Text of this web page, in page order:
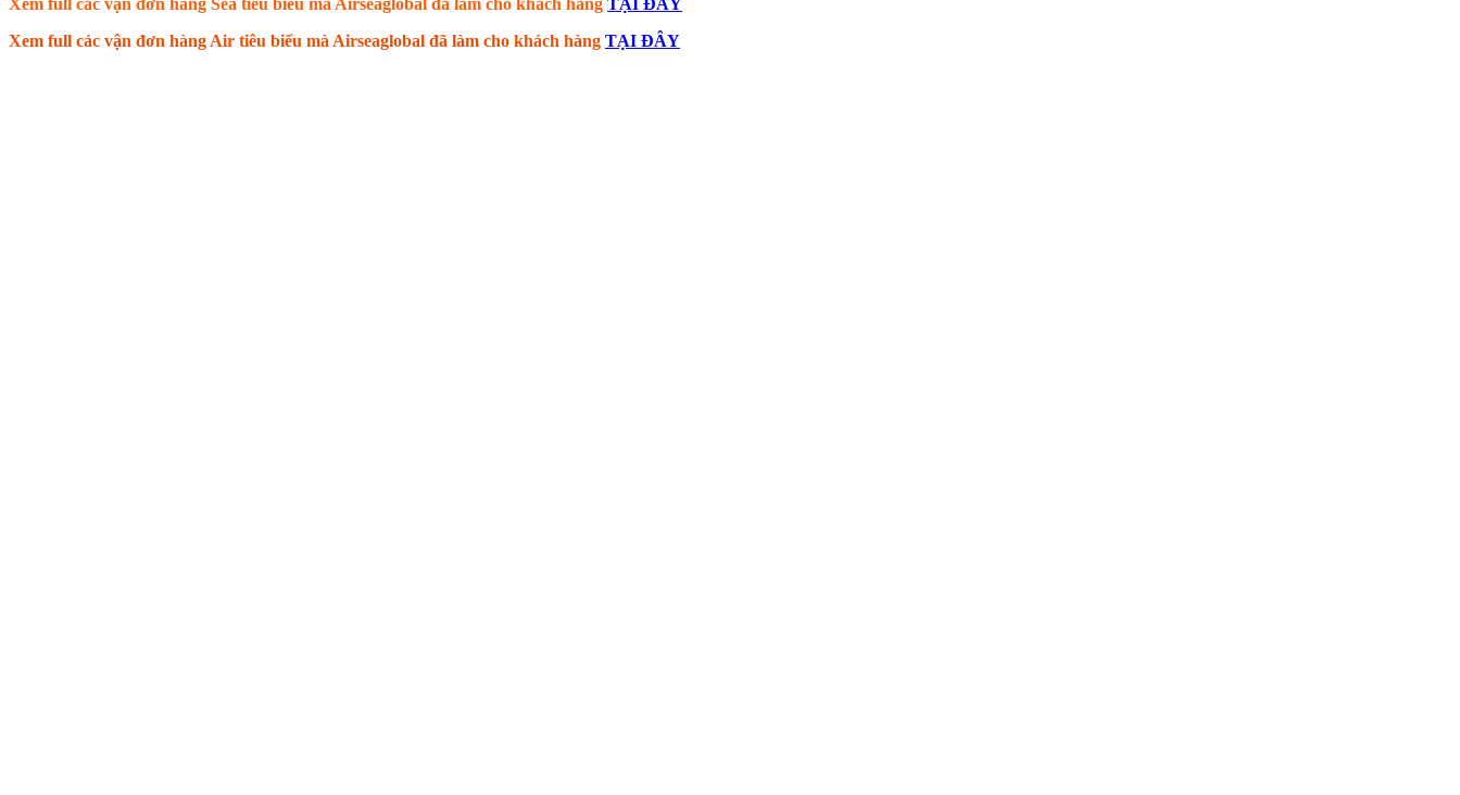
Xem full các vận đơn hàng Sea tiêu biểu mà Airseaglobal đã làm cho khách hàng TẠI ĐÂY
Xem full các vận đơn hàng Air tiêu biểu mà Airseaglobal đã làm cho khách hàng TẠI ĐÂY